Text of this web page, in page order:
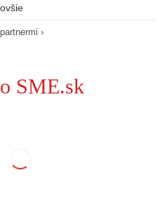
›
SME.sk